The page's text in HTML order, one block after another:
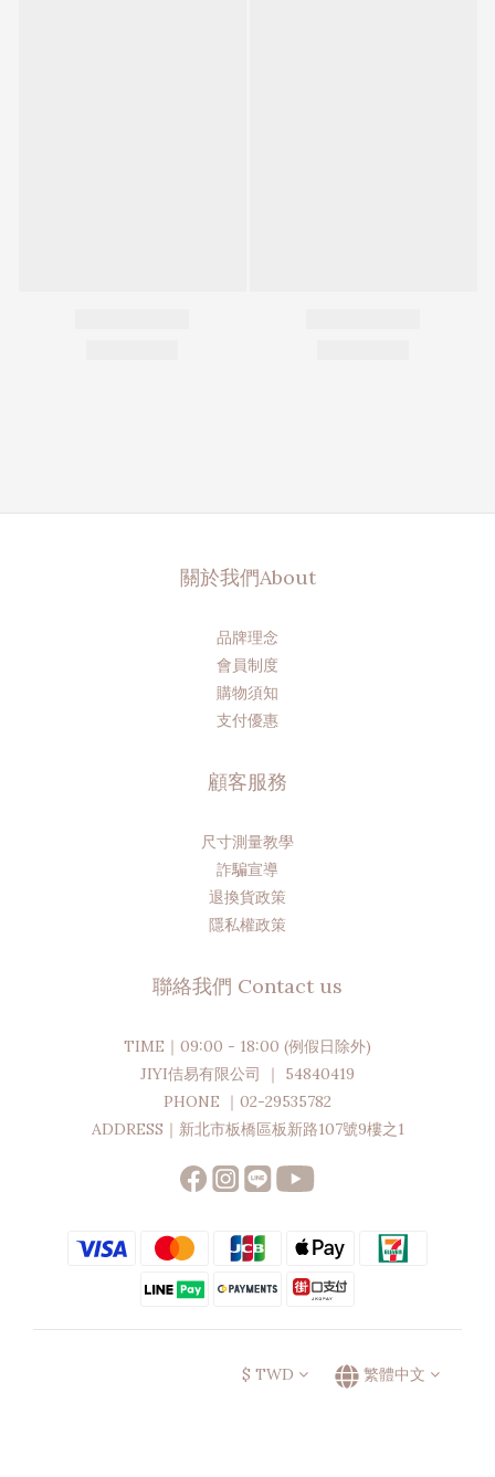
關於我們About
品牌理念
會員制度
購物須知
支付優惠
顧客服務
尺寸測量教學
詐騙宣導
退換貨政策
隱私權政策
聯絡我們 Contact us
TIME｜09:00 - 18:00 (例假日除外)
JIYI佶易有限公司 ｜ 54840419
PHONE ｜02-29535782
ADDRESS｜新北市板橋區板新路107號9樓之1
$ TWD 繁體中文